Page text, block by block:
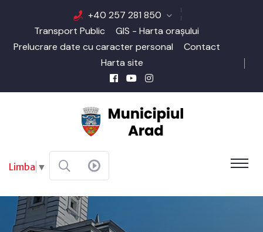
+40 257 281 850
Transport Public
GIS - Harta orașului
Prelucrare date cu caracter personal
Contact
Harta site
Limba ▼